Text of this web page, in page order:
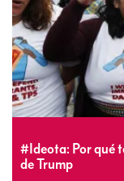
#Ideota: Por qué
de Trump